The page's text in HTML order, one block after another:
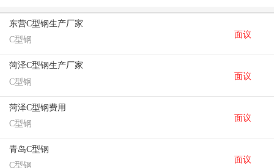
东营C型钢生产厂家
C型钢
面议
菏泽C型钢生产厂家
C型钢
面议
菏泽C型钢费用
C型钢
面议
青岛C型钢
C型钢
面议